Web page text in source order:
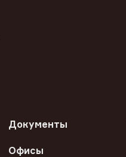
Документы
Офисы